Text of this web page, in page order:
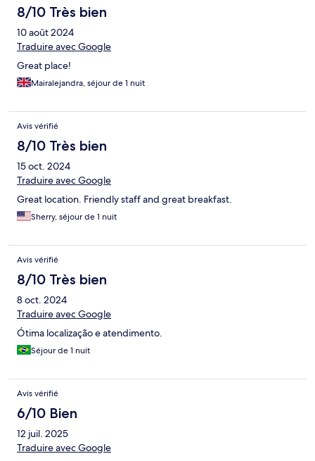
8/10 Très bien
10 août 2024
Traduire avec Google
Great place!
Mairalejandra, séjour de 1 nuit
Avis vérifié
8/10 Très bien
15 oct. 2024
Traduire avec Google
Great location. Friendly staff and great breakfast.
Sherry, séjour de 1 nuit
Avis vérifié
8/10 Très bien
8 oct. 2024
Traduire avec Google
Ótima localização e atendimento.
Séjour de 1 nuit
Avis vérifié
6/10 Bien
12 juil. 2025
Traduire avec Google